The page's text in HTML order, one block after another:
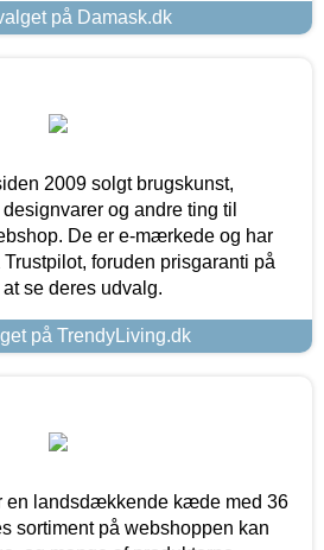
på Damask.dk
2009 solgt brugskunst,
og andre ting til
De er e-mærkede og har
foruden prisgaranti på
se deres udvalg.
på TrendyLiving.dk
en landsdækkende kæde med 36
sortiment på webshoppen kan